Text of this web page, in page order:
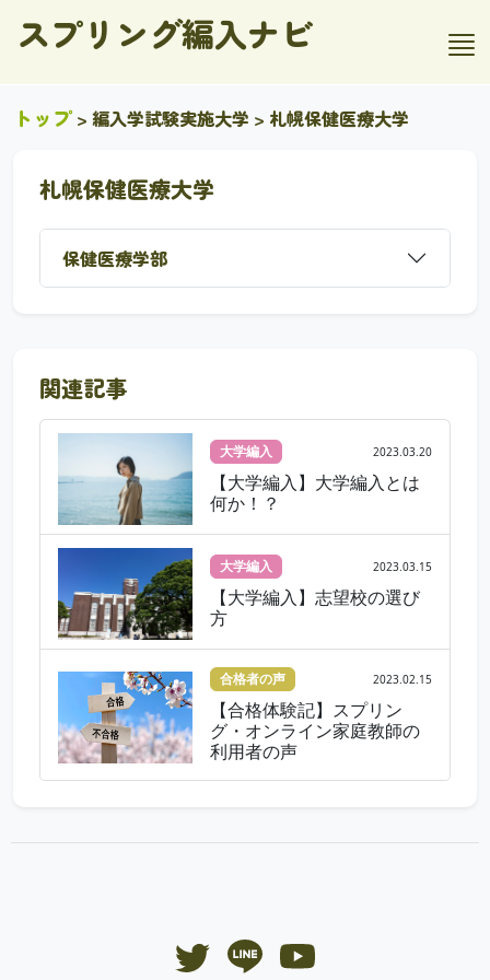
スプリング編入ナビ
トップ> 編入学試験実施大学 > 札幌保健医療大学
札幌保健医療大学
保健医療学部
関連記事
大学編入 2023.03.20
【大学編入】大学編入とは
何か！？
大学編入 2023.03.15
【大学編入】志望校の選び
方
合格者の声 2023.02.15
【合格体験記】スプリン
グ・オンライン家庭教師の
利用者の声